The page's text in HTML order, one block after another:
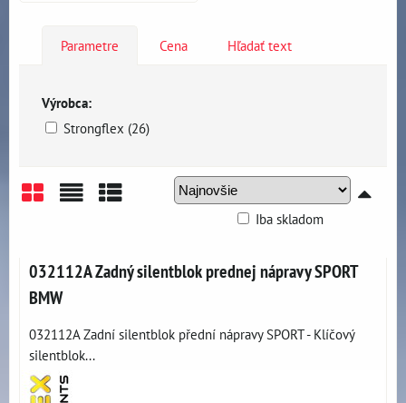
Parametre Cena Hľadať text
Výrobca:
Strongflex (26)
Iba skladom
032112A Zadný silentblok prednej nápravy SPORT
BMW
032112A Zadní silentblok přední nápravy SPORT - Klíčový
silentblok...